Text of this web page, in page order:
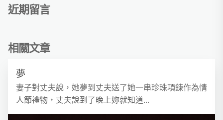
近期留言
相關文章
夢
妻子對丈夫說，她夢到丈夫送了她一串珍珠項鍊作為情
人節禮物，丈夫說到了晚上妳就知道...